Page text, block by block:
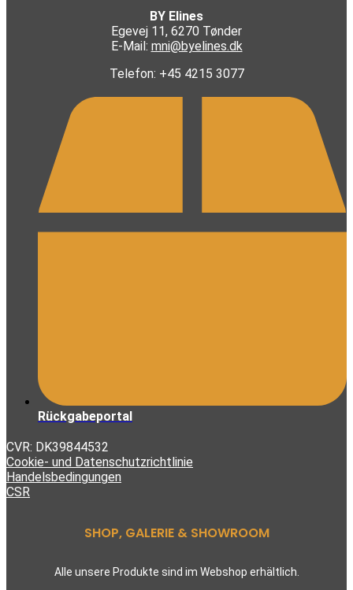
BY Elines
Egevej 11, 6270 Tønder
E-Mail: mni@byelines.dk
Telefon: +45 4215 3077
Rückgabeportal
CVR: DK39844532
Cookie- und Datenschutzrichtlinie
Handelsbedingungen
CSR
SHOP, GALERIE & SHOWROOM
Alle unsere Produkte sind im Webshop erhältlich.